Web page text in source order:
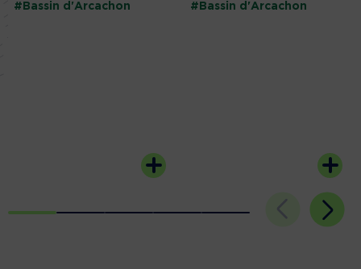
#Bassin d'Arcachon #Bassin d'Arcachon